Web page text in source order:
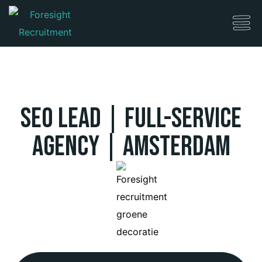
SEO LEAD | Full-service
Agency | Amsterdam